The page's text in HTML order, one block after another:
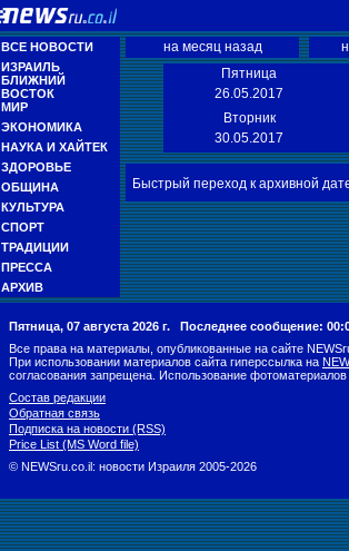
ВСЕ НОВОСТИ
ИЗРАИЛЬ
БЛИЖНИЙ
ВОСТОК
МИР
ЭКОНОМИКА
НАУКА И ХАЙТЕК
ЗДОРОВЬЕ
ОБЩИНА
КУЛЬТУРА
СПОРТ
ТРАДИЦИИ
ПРЕССА
АРХИВ
на месяц назад
Вторник
30.05.2017
Пятница
26.05.2017
Быстрый переход к архивной
Пятница, 07 августа 2026 г. Последнее сообщение:
Все права на материалы, опубликованные на сайте
При использовании материалов сайта гиперссылка на
согласования запрещена. Использование фотоматериалов
Состав редакции
Обратная связь
Подписка на новости (RSS)
Price List (MS Word file)
© NEWSru.co.il: новости Израиля 2005-2026